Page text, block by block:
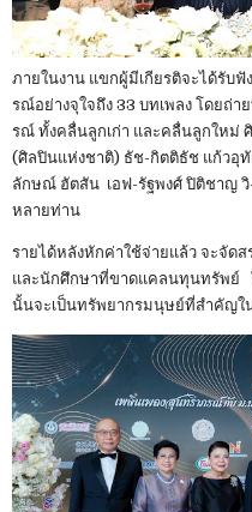
ภายในงาน แขกผู้มีเกียรติจะได้รับ
รณ์อย่างจุใจถึง 33 บทเพลง โดยถ่
รณ์ ทั้งคลื่นลูกเก่า และคลื่นลูกใหม่
(ศิลปินแห่งชาติ) ธัช-กิตติธัช แก้วอุ
ลักษณ์ ฮัตสัน เอฟ-รัฐพงศ์ ปิติชาญ
หลายท่าน
รายได้หลังหักค่าใช้จ่ายแล้ว จะจัด
และนักศึกษาที่ขาดแคลนทุนทรัพย์ ใ
นั้นจะเป็นทรัพยากรมนุษย์ที่สําคัญใ